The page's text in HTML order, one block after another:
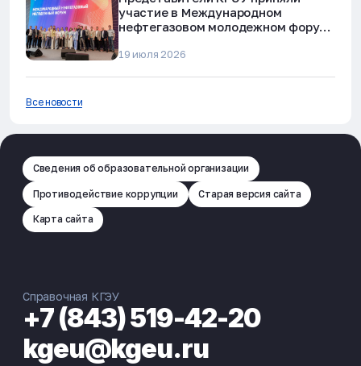
участие в Международном
нефтегазовом молодежном форуме
19 июля 2026
Все новости
Сведения об образовательной организации
Противодействие коррупции Старая версия сайта
Карта сайта
Справочная КГЭУ
+7 (843) 519-42-20
kgeu@kgeu.ru